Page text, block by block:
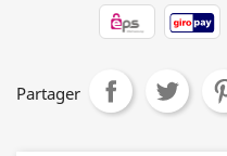
Partager